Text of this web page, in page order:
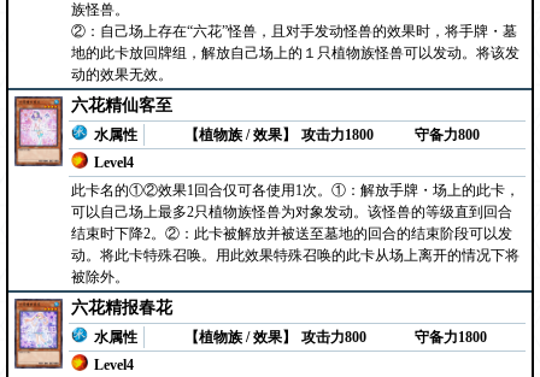
族怪兽。
②：自己场上存在“六花”怪兽，且对手发动怪兽的效果时，将手牌・墓
地的此卡放回牌组，解放自己场上的１只植物族怪兽可以发动。将该发
动的效果无效。
六花精仙客至
水属性
【植物族 / 效果】
Level4
攻击力1800 守备力800
此卡名的①②效果1回合仅可各使用1次。①：解放手牌・场上的此卡，
可以自己场上最多2只植物族怪兽为对象发动。该怪兽的等级直到回合
结束时下降2。②：此卡被解放并被送至墓地的回合的结束阶段可以发
动。将此卡特殊召唤。用此效果特殊召唤的此卡从场上离开的情况下将
被除外。
六花精报春花
水属性
【植物族 / 效果】
Level4
攻击力800 守备力1800